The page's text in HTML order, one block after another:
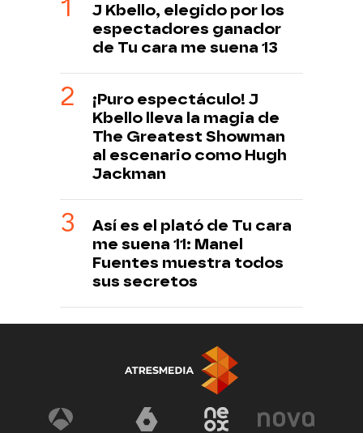
J Kbello, elegido por los
espectadores ganador
de Tu cara me suena 13
¡Puro espectáculo! J
Kbello lleva la magia de
The Greatest Showman
al escenario como Hugh
Jackman
Así es el plató de Tu cara
me suena 11: Manel
Fuentes muestra todos
sus secretos